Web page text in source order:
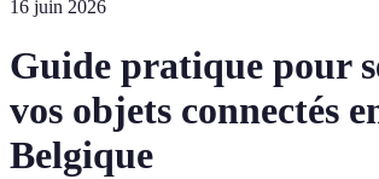
16 juin 2026
Guide pratique pour
vos objets connectés
Belgique